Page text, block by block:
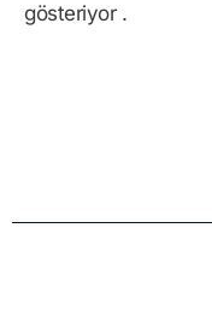
gösteriyor .